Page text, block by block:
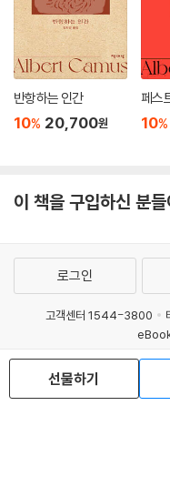
반항하는 인간
10% 20,700원
페스
10%
이 책을 구입하신 분
선물하기
로그인
고객센터 1544-3800
예스이
이용약관
개